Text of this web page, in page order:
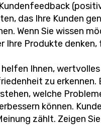
das Ihre Kunden
Wenn Sie wissen
Ihre Produkte
Ihnen,
zu erkennen.
welche
können.
zählt. Zeigen